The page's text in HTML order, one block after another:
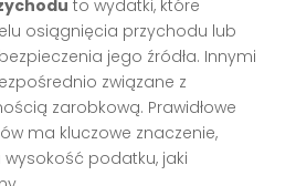
to wydatki, które
osiągnięcia przychodu lub
jego źródła. Innymi
związane z
zarobkową. Prawidłowe
ma kluczowe znaczenie,
wysokość podatku, jaki